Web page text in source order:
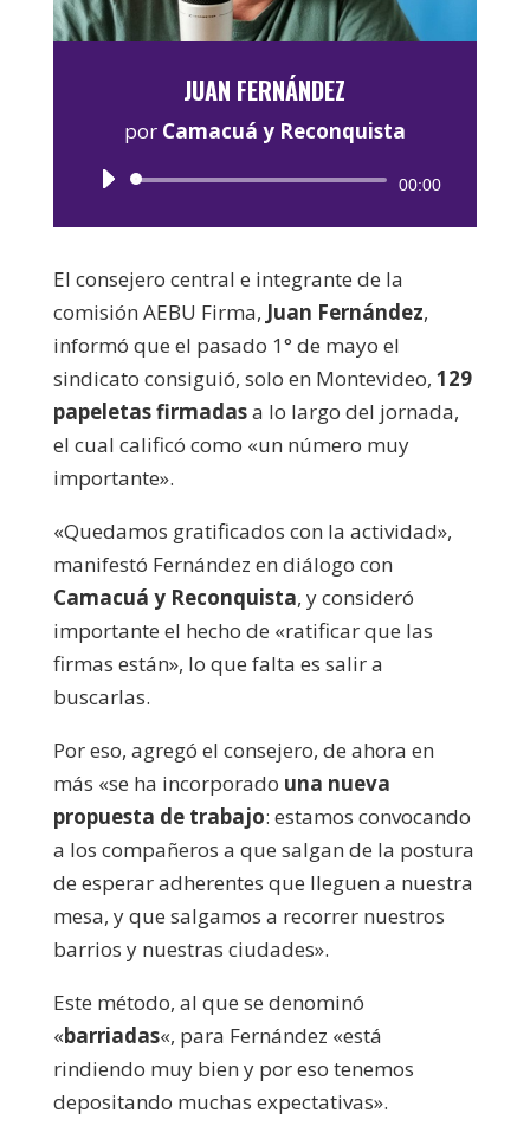
JUAN FERNÁNDEZ
por Camacuá y Reconquista
Reproductor
00:00
El consejero central e integrante de la
comisión AEBU Firma, Juan Fernández,
informó que el pasado 1° de mayo el
sindicato consiguió, solo en Montevideo, 129
papeletas firmadasa lo largo del jornada,
el cual calificó como «un número muy
importante».
«Quedamos gratificados con la actividad»,
manifestó Fernández en diálogo con
Camacuá y Reconquista, y consideró
importante el hecho de «ratificar que las
firmas están», lo que falta es salir a
buscarlas.
Por eso, agregó el consejero, de ahora en
más «se ha incorporado una nueva
propuesta de trabajo: estamos convocando
a los compañeros a que salgan de la postura
de esperar adherentes que lleguen a nuestra
mesa, y que salgamos a recorrer nuestros
barrios y nuestras ciudades».
Este método, al que se denominó
«barriadas«, para Fernández «está
rindiendo muy bien y por eso tenemos
depositando muchas expectativas».